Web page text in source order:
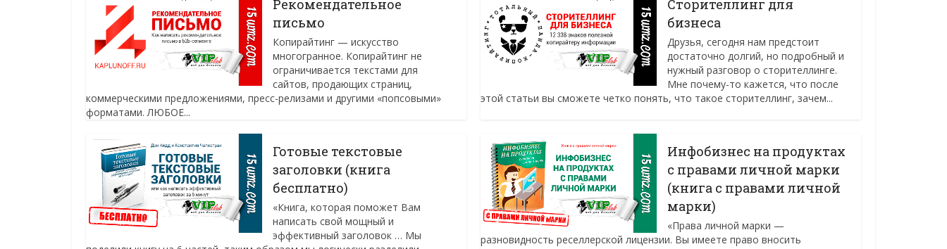
Рекомендательное
письмо
Копирайтинг — искусство
многогранное. Копирайтинг не
ограничивается текстами для
сайтов, продающих страниц,
коммерческими предложениями, пресс-релизами и другими «попсовыми»
форматами. ЛЮБОЕ...
Сторителлинг для
бизнеса
Друзья, сегодня нам предстоит
достаточно долгий, но подробный и
нужный разговор о сторителлинге.
Мне почему-то кажется, что после
этой статьи вы сможете четко понять, что такое сторителлинг, зачем...
Готовые текстовые
заголовки (книга
бесплатно)
«Книга, которая поможет Вам
написать свой мощный и
эффективный заголовок … Мы
Инфобизнес на продуктах
с правами личной марки
(книга с правами личной
марки)
«Права личной марки —
разновидность реселлерской лицензии. Вы имеете право вносить